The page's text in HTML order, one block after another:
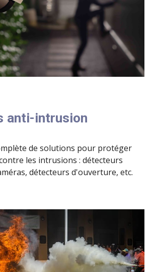
anti-intrusion
de solutions pour protéger
les intrusions : détecteurs
détecteurs d'ouverture, etc.